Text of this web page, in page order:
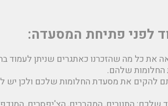
לפני פתיחת המסעדה:
את כל מה שהזכרנו כאתגרים שניתן לעמוד
החלומות שלהם.
להקים את מסעדת החלומות שלכם ולכן יש